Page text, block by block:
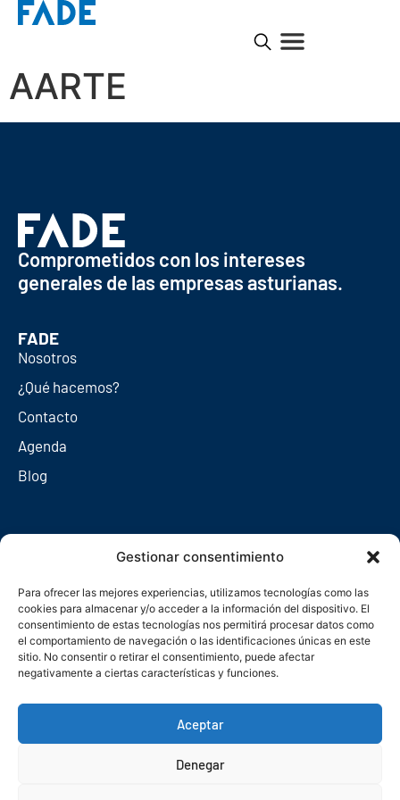
Gestionar consentimiento
Para ofrecer las mejores experiencias, utilizamos tecnologías como las
cookies para almacenar y/o acceder a la información del dispositivo. El
consentimiento de estas tecnologías nos permitirá procesar datos como
el comportamiento de navegación o las identificaciones únicas en este
sitio. No consentir o retirar el consentimiento, puede afectar
negativamente a ciertas características y funciones.
Aceptar
Denegar
AARTE
Comprometidos con los intereses
generales de las empresas asturianas.
FADE
Nosotros
¿Qué hacemos?
Contacto
Agenda
Blog
Redes sociales